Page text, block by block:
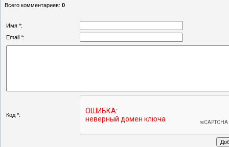
Всего комментариев: 0
Имя *:
Email *:
Код *: